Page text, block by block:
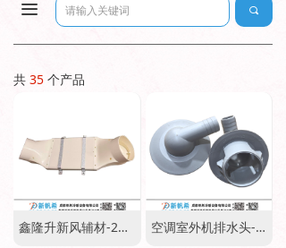
끀 끠
共 35 个产品
鑫隆升新风辅材-200过梁器 空调室外机排水头-美的新款